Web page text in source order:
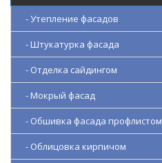
- Утепление фасадов
- Штукатурка фасада
- Отделка сайдингом
- Мокрый фасад
- Обшивка фасада профлистом
- Облицовка кирпичом